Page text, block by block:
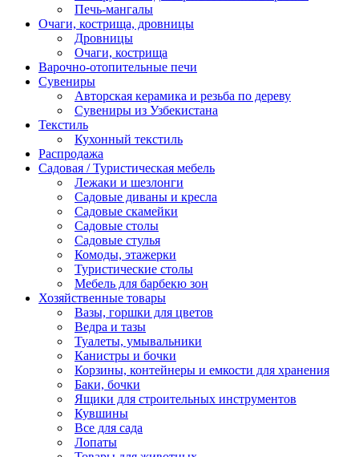
Печь-мангалы
Очаги, кострища, дровницы
Дровницы
Очаги, кострища
Варочно-отопительные печи
Сувениры
Авторская керамика и резьба по дереву
Сувениры из Узбекистана
Текстиль
Кухонный текстиль
Распродажа
Садовая / Туристическая мебель
Лежаки и шезлонги
Садовые диваны и кресла
Садовые скамейки
Садовые столы
Садовые стулья
Комоды, этажерки
Туристические столы
Мебель для барбекю зон
Хозяйственные товары
Вазы, горшки для цветов
Ведра и тазы
Туалеты, умывальники
Канистры и бочки
Корзины, контейнеры и емкости для хранения
Баки, бочки
Ящики для строительных инструментов
Кувшины
Все для сада
Лопаты